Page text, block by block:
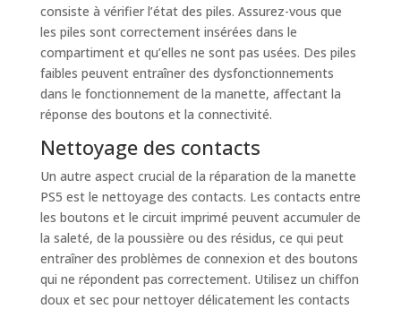
consiste à vérifier l’état des piles. Assurez-vous que
les piles sont correctement insérées dans le
compartiment et qu’elles ne sont pas usées. Des piles
faibles peuvent entraîner des dysfonctionnements
dans le fonctionnement de la manette, affectant la
réponse des boutons et la connectivité.
Nettoyage des contacts
Un autre aspect crucial de la réparation de la manette
PS5 est le nettoyage des contacts. Les contacts entre
les boutons et le circuit imprimé peuvent accumuler de
la saleté, de la poussière ou des résidus, ce qui peut
entraîner des problèmes de connexion et des boutons
qui ne répondent pas correctement. Utilisez un chiffon
doux et sec pour nettoyer délicatement les contacts